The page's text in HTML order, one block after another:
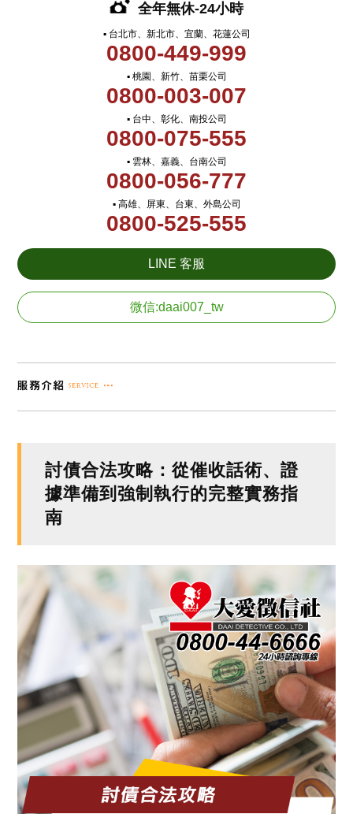
全年無休-24小時
▪ 台北市、新北市、宜蘭、花蓮公司
0800-449-999
▪ 桃園、新竹、苗栗公司
0800-003-007
▪ 台中、彰化、南投公司
0800-075-555
▪ 雲林、嘉義、台南公司
0800-056-777
▪ 高雄、屏東、台東、外島公司
0800-525-555
LINE 客服
微信:daai007_tw
討債合法攻略：從催收話術、證
據準備到強制執行的完整實務指
南